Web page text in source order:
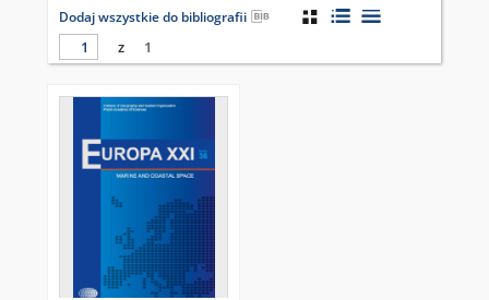
Dodaj wszystkie do bibliografii
z
1